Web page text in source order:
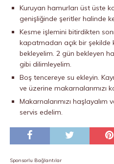
Kuruyan hamurları üst üste
genişliğinde şeritler halinde
Kesme işlemini bitirdikten
kapatmadan açık bir şekilde
bekleyelim. 2 gün bekleyen
gibi dilimleyelim.
Boş tencereye su ekleyin.
ve üzerine makarnalarımızı
Makarnalarımızı
servis edelim.
Sponsorlu Bağlantılar